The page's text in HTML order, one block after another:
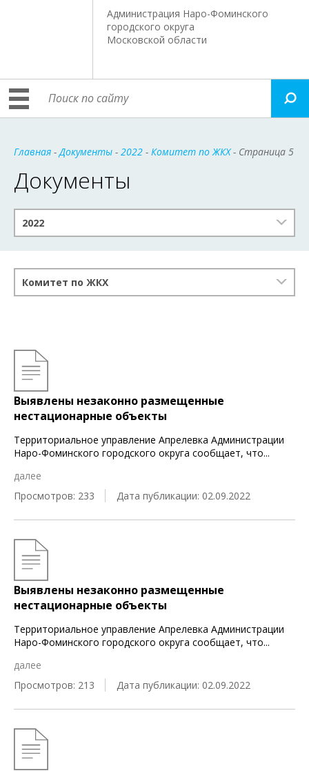
Администрация Наро-Фоминского
городского округа
Московской области
Главная -Документы - 2022 - Комитет по ЖКХ- Страница 5
Документы
2022
Комитет по ЖКХ
Выявлены незаконно размещенные
нестационарные объекты
Территориальное управление Апрелевка Администрации
Наро-Фоминского городского округа сообщает, что...
далее
Просмотров: 233
Дата публикации: 02.09.2022
Выявлены незаконно размещенные
нестационарные объекты
Территориальное управление Апрелевка Администрации
Наро-Фоминского городского округа сообщает, что...
далее
Просмотров: 213
Дата публикации: 02.09.2022